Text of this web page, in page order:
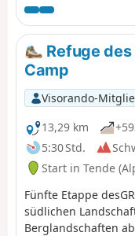
des Mont Capelet
Cavaline gelangen
Landschaft und
historischen Ort am
Refuge
Camp
Visorando-
13,29 km
5:30 Std.
Start in Tende
Fünfte Etappe
südlichen
Berglandschaften